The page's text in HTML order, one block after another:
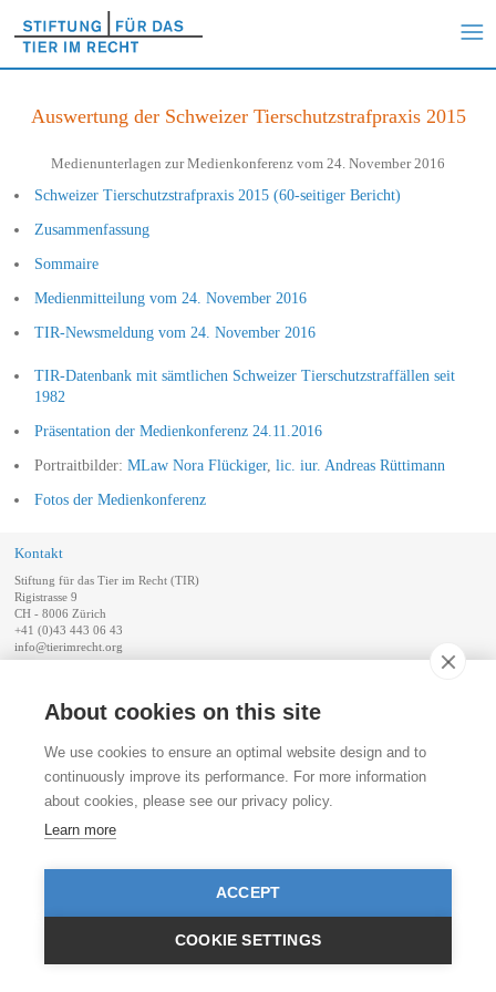
Auswertung der Schweizer Tierschutzstrafpraxis 2015
Medienunterlagen zur Medienkonferenz vom 24. November 2016
Schweizer Tierschutzstrafpraxis 2015 (60-seitiger Bericht)
Zusammenfassung
Sommaire
Medienmitteilung vom 24. November 2016
TIR-Newsmeldung vom 24. November 2016
TIR-Datenbank mit sämtlichen Schweizer Tierschutzstraffällen seit
1982
Präsentation der Medienkonferenz 24.11.2016
Portraitbilder: MLaw Nora Flückiger, lic. iur. Andreas Rüttimann
Fotos der Medienkonferenz
Kontakt
Stiftung für das Tier im Recht (TIR)
Rigistrasse 9
CH - 8006 Zürich
+41 (0)43 443 06 43
info@tierimrecht.org
IBAN: CH17 0900 0000 8770 0700 7, PostFinance CHF
© TIR / Impressum und Datenschutz
About cookies on this site
We use cookies to ensure an optimal website design and to
continuously improve its performance. For more information
about cookies, please see our privacy policy.
Learn more
ACCEPT
COOKIE SETTINGS